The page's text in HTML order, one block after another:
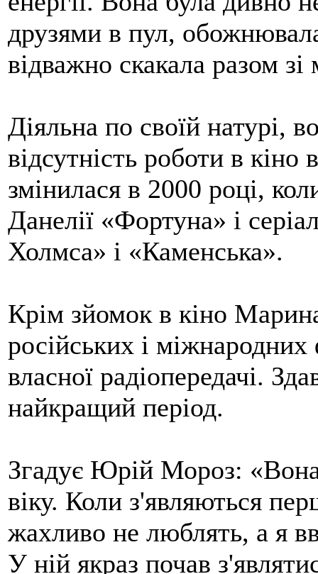
друзями в пул,
відважно скакала разом
Діяльна по своїй натурі,
відсутність роботи в
змінилася в 2000 році,
Данелії «Фортуна» і
Холмса» і «Каменська».
Крім зйомок в кіно
російських і
власної радіопередачі.
найкращий період.
Згадує Юрій Мороз:
віку. Коли з'являються
жахливо не люблять, а я
У ній якраз почав